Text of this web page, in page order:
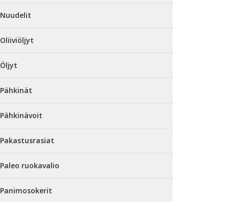
Nuudelit
Oliiviöljyt
Öljyt
Pähkinät
Pähkinävoit
Pakastusrasiat
Paleo ruokavalio
Panimosokerit